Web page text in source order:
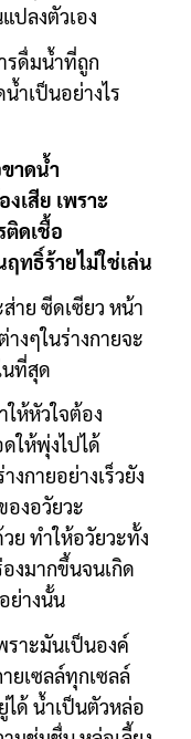
ปลงตัวเอง
รดื่มน้ำที่ถูก
ำเป็นอย่างไร
าดน้ำ
เสีย เพราะ
ติดเชื้อ
ฤทธิ์ร้ายไม่ใช่เล่น
าย ซีดเซียว หน้า
งๆในร่างกายจะ
นที่สุด
ห้หัวใจต้อง
ให้พุ่งไปได้
กายอย่างเร็วยัง
องอวัยวะ
ย ทำให้อวัยวะทั้ง
งมากขึ้นจนเกิด
ย่างนั้น
ราะมันเป็นองค์
ยเซลล์ทุกเซลล์
ด้ น้ำเป็นตัวหล่อ